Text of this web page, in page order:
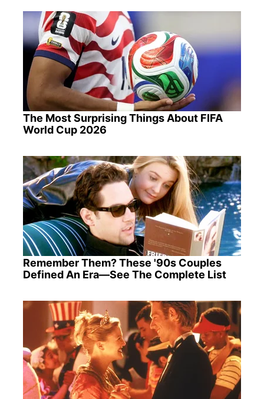
The Most Surprising Things About FIFA
World Cup 2026
Remember Them? These '90s Couples
Defined An Era—See The Complete List